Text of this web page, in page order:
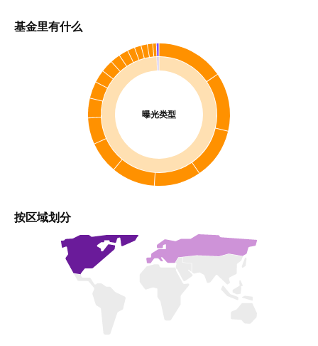
基金里有什么
曝光类型
按区域划分